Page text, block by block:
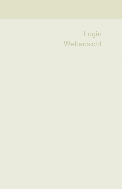
Login
Webansicht